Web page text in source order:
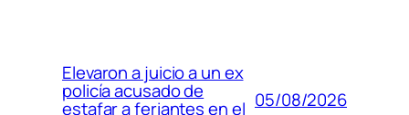
Elevaron a juicio a un ex
policía acusado de
estafar a feriantes en el 05/08/2026